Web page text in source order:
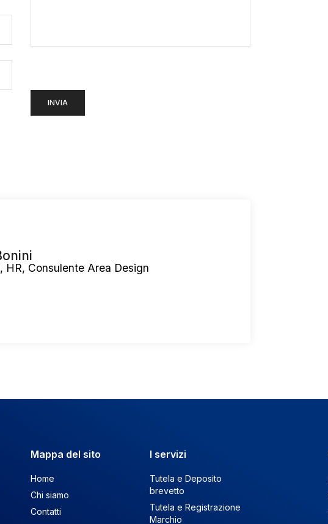
HR, Consulente Area Design
Mappa del sito
Home
Chi siamo
Contatti
I servizi
Tutela e Deposito
brevetto
Tutela e Registrazione
Marchio